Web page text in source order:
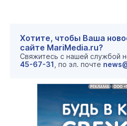
Хотите, чтобы Ваша
сайте MariMedia.ru?
Свяжитесь с нашей службой
45-67-31 , по эл. почте